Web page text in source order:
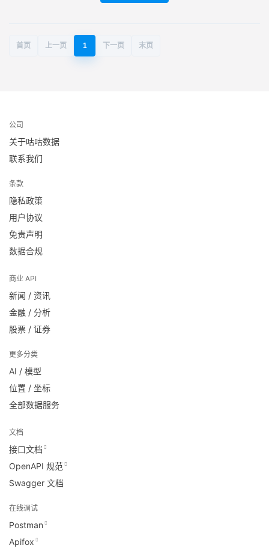
首页 上一页 1 下一页 末页
公司
关于咕咕数据
联系我们
条款
隐私政策
用户协议
免责声明
数据合规
商业 API
新闻 / 资讯
金融 / 分析
股票 / 证券
更多分类
AI / 模型
位置 / 坐标
全部数据服务
文档
接口文档
OpenAPI 规范
Swagger 文档
在线调试
Postman
Apifox